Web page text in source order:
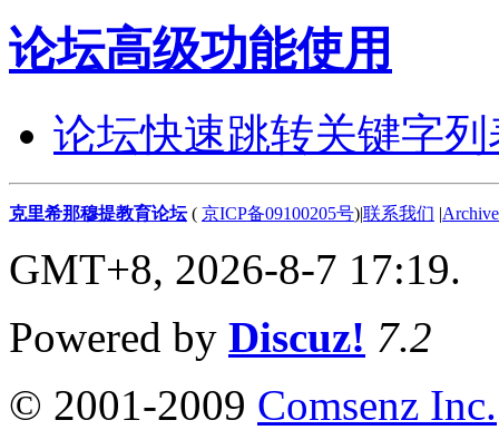
论坛高级功能使用
论坛快速跳转关键字列
克里希那穆提教育论坛( 京ICP备09100205号)|联系我们 |
GMT+8, 2026-8-7 17:19.
Powered by Discuz! 7.2
© 2001-2009 Comsenz Inc.